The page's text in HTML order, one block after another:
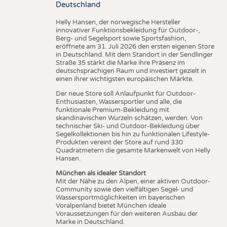
Deutschland
Helly Hansen, der norwegische Hersteller
innovativer Funktionsbekleidung für Outdoor-,
Berg- und Segelsport sowie Sportsfashion,
eröffnete am 31. Juli 2026 den ersten eigenen Store
in Deutschland. Mit dem Standort in der Sendlinger
Straße 35 stärkt die Marke ihre Präsenz im
deutschsprachigen Raum und investiert gezielt in
einen ihrer wichtigsten europäischen Märkte.
Der neue Store soll Anlaufpunkt für Outdoor-
Enthusiasten, Wassersportler und alle, die
funktionale Premium-Bekleidung mit
skandinavischen Wurzeln schätzen, werden. Von
technischer Ski- und Outdoor-Bekleidung über
Segelkollektionen bis hin zu funktionalen Lifestyle-
Produkten vereint der Store auf rund 330
Quadratmetern die gesamte Markenwelt von Helly
Hansen.
München als idealer Standort
Mit der Nähe zu den Alpen, einer aktiven Outdoor-
Community sowie den vielfältigen Segel- und
Wassersportmöglichkeiten im bayerischen
Voralpenland bietet München ideale
Voraussetzungen für den weiteren Ausbau der
Marke in Deutschland.